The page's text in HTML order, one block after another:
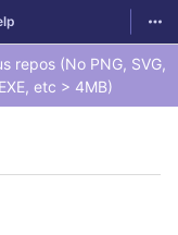
repos (No PNG, SVG,
etc > 4MB)